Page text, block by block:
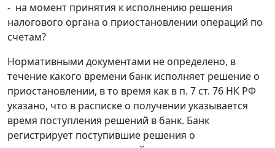
- на момент принятия к исполнению решения
налогового органа о приостановлении операций по
счетам?
Нормативными документами не определено, в
течение какого времени банк исполняет решение о
приостановлении, в то время как в п. 7 ст. 76 НК РФ
указано, что в расписке о получении указывается
время поступления решений в банк. Банк
регистрирует поступившие решения о